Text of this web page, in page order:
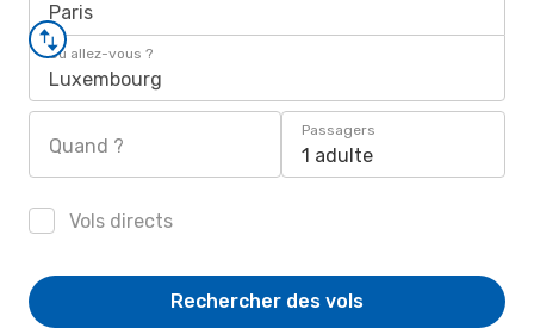
Paris
Où allez-vous ?
Luxembourg
Quand ?
Passagers
1 adulte
Vols directs
Rechercher des vols